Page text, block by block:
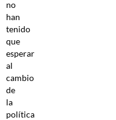
no
han
tenido
que
esperar
al
cambio
de
la
política